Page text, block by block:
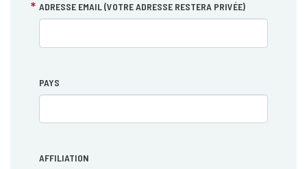
ADRESSE EMAIL (VOTRE ADRESSE RESTERA PRIVÉE)
PAYS
AFFILIATION